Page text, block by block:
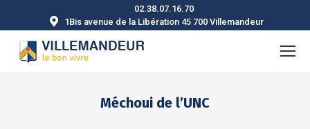
02.38.07.16.70
1Bis avenue de la Libération 45 700 Villemandeur
Méchoui de l’UNC